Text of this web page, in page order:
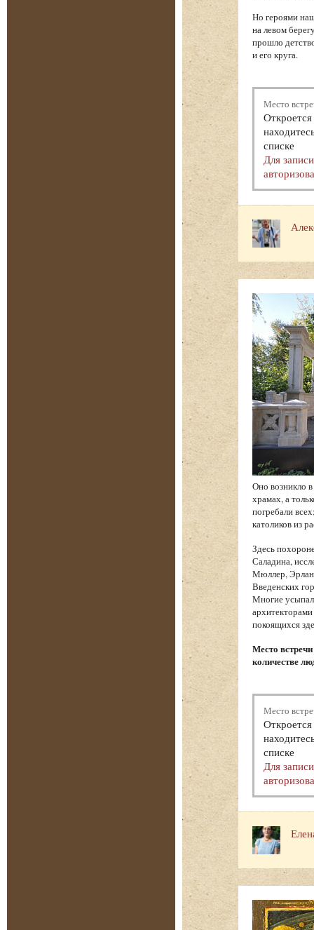
Но героями
на левом
прошло
и его круга.
Место
списке
Для
Оно возникло
храмах, а
погребали
католиков из
Здесь
Саладина,
Мюллер,
Введенских
Многие
покоящихся
Место
количестве
Место
списке
Для